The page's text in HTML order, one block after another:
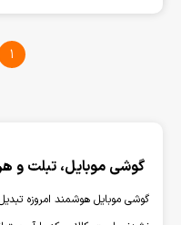
1
گوشی موبایل، تبلت و هر
گوشی موبایل هوشمند امروزه